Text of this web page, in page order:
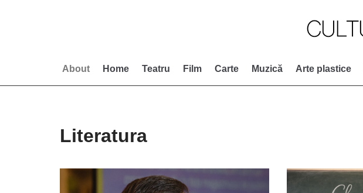
About Home Teatru Film Carte Muzică Arte plastice
Literatura